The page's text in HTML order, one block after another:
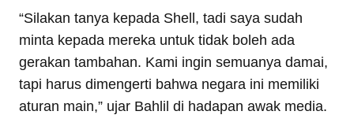
“Silakan tanya kepada Shell, tadi saya sudah
minta kepada mereka untuk tidak boleh ada
gerakan tambahan. Kami ingin semuanya damai,
tapi harus dimengerti bahwa negara ini memiliki
aturan main,” ujar Bahlil di hadapan awak media.